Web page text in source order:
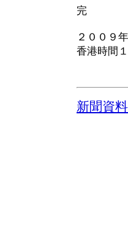
完
２００９
香港時間
新聞資